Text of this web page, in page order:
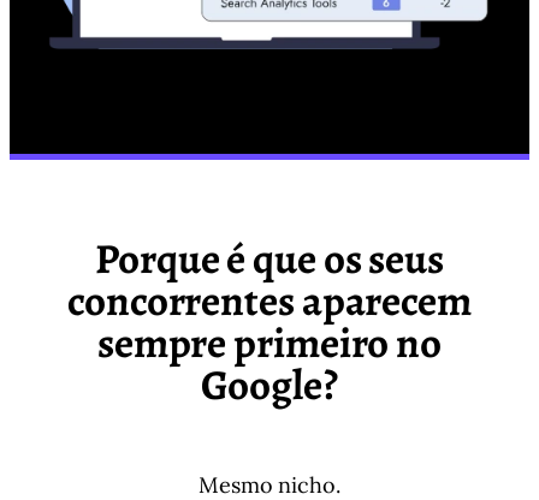
Porque é que os seus
concorrentes aparecem
sempre primeiro no
Google?
Mesmo nicho.